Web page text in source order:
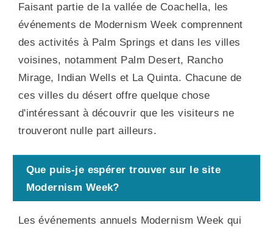
Faisant partie de la vallée de Coachella, les
événements de Modernism Week comprennent
des activités à Palm Springs et dans les villes
voisines, notamment Palm Desert, Rancho
Mirage, Indian Wells et La Quinta. Chacune de
ces villes du désert offre quelque chose
d'intéressant à découvrir que les visiteurs ne
trouveront nulle part ailleurs.
Que puis-je espérer trouver sur le site
Modernism Week?
Les événements annuels Modernism Week qui